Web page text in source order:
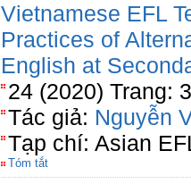
Vietnamese EFL
Practices of
English at
24 (2020) Trang:
Tác giả: Nguyễn
Tạp chí: Asian
Tóm tắt